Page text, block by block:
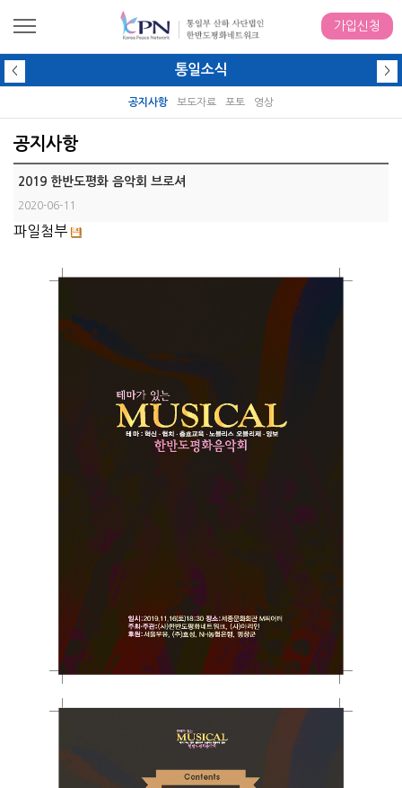
가입신청
< 통일소식 >
공지사항 보도자료 포토 영상
공지사항
2019 한반도평화 음악회 브로셔
2020-06-11
파일첨부